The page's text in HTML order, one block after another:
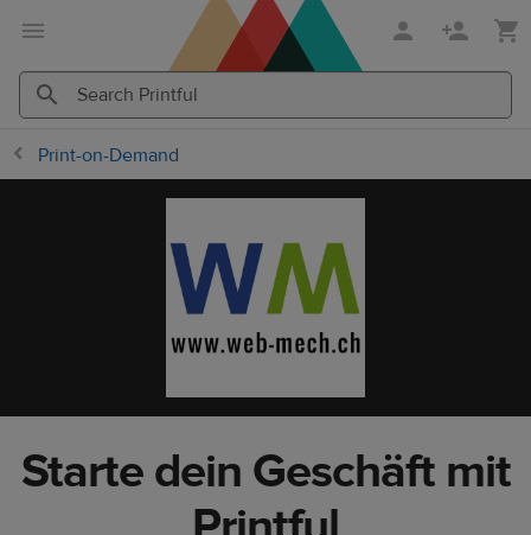
Hauptinhalt
Printful
Hilfecenter
Printful
Printful
Print-on-Demand
Starte dein Geschäft mit